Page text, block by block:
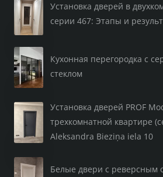
Установка дверей в
серии 467: Этапы и
Кухонная перегородка с
стеклом
Установка дверей PROF
трехкомнатной квартире
Aleksandra Bieziņa iela 10
Белые двери с реверсным